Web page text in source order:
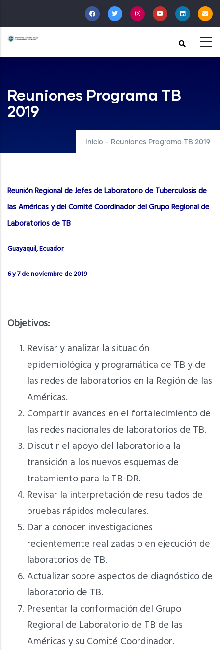
al
contenido
principal
Reuniones Programa TB
2019
Inicio - Reuniones Programa TB 2019
Reunión Regional de Jefes de Laboratorio de Tuberculosis de
las Américas y del Comité Coordinador del Grupo Regional de
Laboratorios de TB
Guayaquil, Ecuador
6 y 7 de noviembre de 2019
Objetivos:
Revisar y analizar la situación
epidemiológica y programática de TB y de
las redes de laboratorios en la Región de las
Américas.
Compartir avances en el fortalecimiento de
las redes nacionales de laboratorios de TB.
Discutir el apoyo del laboratorio a la
transición a los nuevos esquemas de
tratamiento para la TB-DR.
Revisar la interpretación de resultados de
pruebas rápidos moleculares.
Dar a conocer investigaciones
recientemente realizadas o en ejecución de
laboratorios de TB.
Actualizar sobre aspectos de diagnóstico de
laboratorio de TB.
Presentar la conformación del Grupo
Regional de Laboratorio de TB de las
Américas y su Comité Coordinador.